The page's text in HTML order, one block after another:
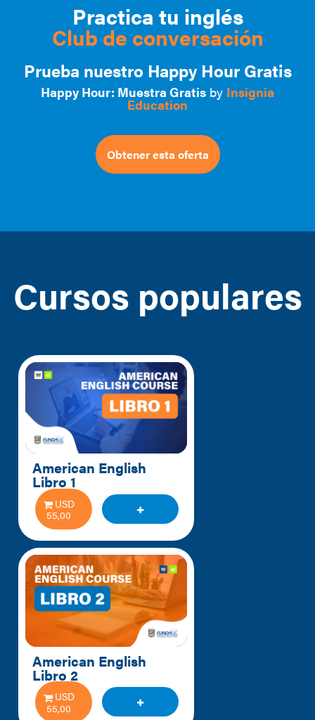
Practica tu inglés
Club de conversación
Prueba nuestro Happy Hour Gratis
Happy Hour: Muestra Gratis by Insignia
Education
Obtener esta oferta
Cursos populares
American English
Libro 1
USD
55,00
American English
Libro 2
USD
55,00